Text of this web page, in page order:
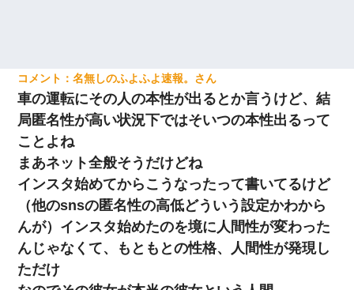
名無しのふよふよ速報。
車の運転にその人の本性が出るとか言うけど、結
局匿名性が高い状況下ではそいつの本性出るって
ことよね
まあネット全般そうだけどね
インスタ始めてからこうなったって書いてるけど
（他のsnsの匿名性の高低どういう設定かわから
んが）インスタ始めたのを境に人間性が変わった
んじゃなくて、もともとの性格、人間性が発現し
ただけ